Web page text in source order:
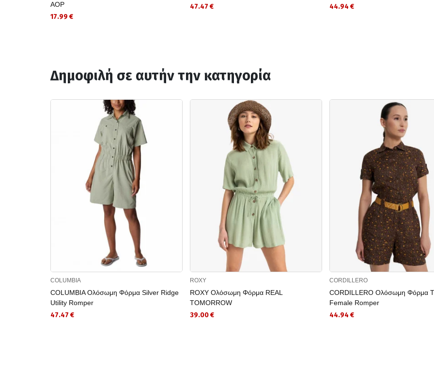
AOP
17.99 €
47.47 € 44.94 €
Δημοφιλή σε αυτήν την κατηγορία
COLUMBIA
COLUMBIA Ολόσωμη Φόρμα Silver Ridge
Utility Romper
47.47 €
ROXY
ROXY Ολόσωμη Φόρμα REAL
TOMORROW
39.00 €
CORDILLERO
CORDILLERO Ολόσωμη Φόρμα
Female Romper
44.94 €